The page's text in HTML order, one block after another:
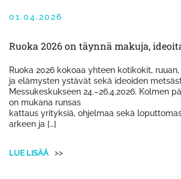
01.04.2026
Ruoka 2026 on täynnä makuja,
Ruoka 2026 kokoaa yhteen kotikokit,
ja elämysten ystävät sekä ideoiden
Messukeskukseen 24.–26.4.2026. Kolmen
on mukana runsas
kattaus yrityksiä, ohjelmaa sekä
arkeen ja […]
LUE LISÄÄ >>